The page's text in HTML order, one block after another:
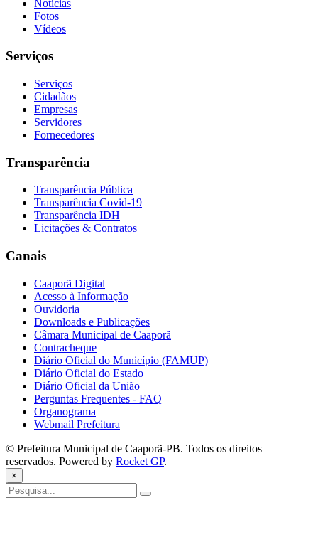
Notícias
Fotos
Vídeos
Serviços
Serviços
Cidadãos
Empresas
Servidores
Fornecedores
Transparência
Transparência Pública
Transparência Covid-19
Transparência IDH
Licitações & Contratos
Canais
Caaporã Digital
Acesso à Informação
Ouvidoria
Downloads e Publicações
Câmara Municipal de Caaporã
Contracheque
Diário Oficial do Município (FAMUP)
Diário Oficial do Estado
Diário Oficial da União
Perguntas Frequentes - FAQ
Organograma
Webmail Prefeitura
© Prefeitura Municipal de Caaporã-PB. Todos os direitos
reservados. Powered by Rocket GP.
×